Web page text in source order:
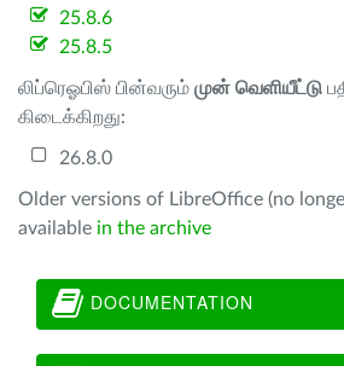
25.8.6
25.8.5
லிப்ரெஓபிஸ் பின்வரும் முன் வெளியீட்டு
கிடைக்கிறது:
26.8.0
Older versions of LibreOffice (no
available in the archive
DOCUMENTATION